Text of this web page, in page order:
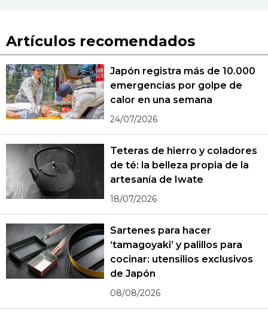
Artículos recomendados
Japón registra más de 10.000
emergencias por golpe de
calor en una semana
24/07/2026
Teteras de hierro y coladores
de té: la belleza propia de la
artesanía de Iwate
18/07/2026
Sartenes para hacer
‘tamagoyaki’ y palillos para
cocinar: utensilios exclusivos
de Japón
08/08/2026